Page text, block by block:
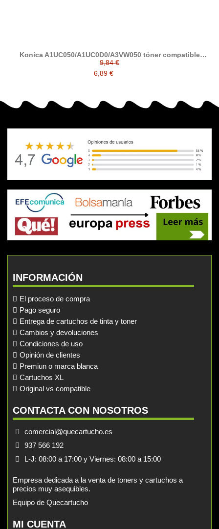
Konica A1UC050/A1UC0D0/A3VW050 tóner compatible
(TN116/TN117/TN118/TN119)
9,84 €
6,89 €
INFORMACIÓN
El proceso de compra
Pago seguro
Entrega de cartuchos de tinta y toner
Cambios y devoluciones
Condiciones de uso
Opinión de clientes
Premiun o marca blanca
Cartuchos XL
Original vs compatible
CONTACTA CON NOSOTROS
comercial@quecartucho.es
937 566 192
L-J: 08:00 a 17:00 y Viernes: 08:00 a 15:00
Empresa dedicada a la venta de toners y cartuchos a
precios muy asequibles.
Equipo de Quecartucho
MI CUENTA